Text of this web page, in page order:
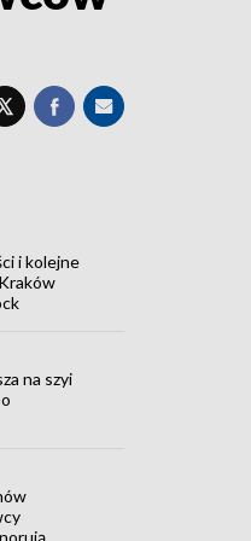
i kolejne
na szyi